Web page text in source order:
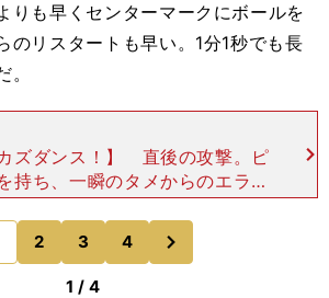
りも早くセンターマークにボールを
のリスタートも早い。1分1秒でも長
カズダンス！】 直後の攻撃。ピ
持ち、一瞬のタメからのエラシ
（パク・カンジョ）を抜き、右
ョップ気味にパス。右横にいた
中英雄がその
2 3 4
のページへ
1 / 4